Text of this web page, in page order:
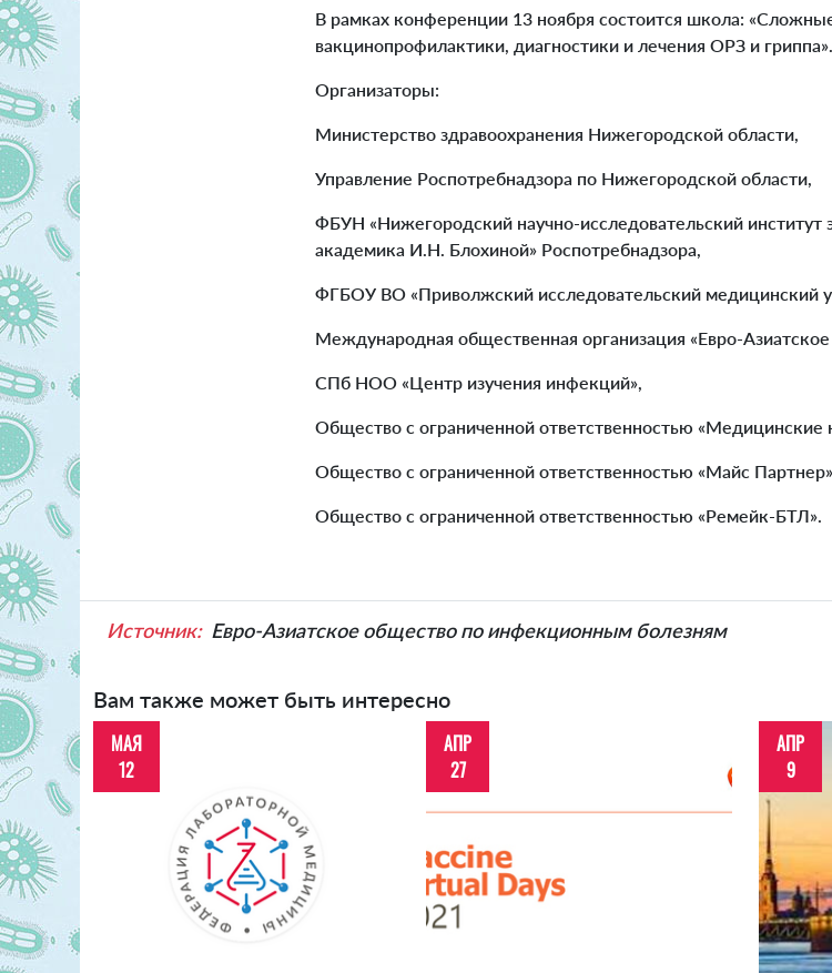
В рамках конференции 13 ноября состоится школа:
вакцинопрофилактики, диагностики и лечения ОРЗ и гриппа».
Организаторы:
Министерство здравоохранения Нижегородской области,
Управление Роспотребнадзора по Нижегородской области,
ФБУН «Нижегородский научно-исследовательский
академика И.Н. Блохиной» Роспотребнадзора,
ФГБОУ ВО «Приволжский исследовательский медицинский
Международная общественная организация «Евро-
СПб НОО «Центр изучения инфекций»,
Общество с ограниченной ответственностью «Медицинские
Общество с ограниченной ответственностью «Майс
Общество с ограниченной ответственностью «Ремейк-БТЛ».
Источник: Евро-Азиатское общество по инфекционным болезням
Вам также может быть интересно
МАЯ
12
АПР
27
АПР
9